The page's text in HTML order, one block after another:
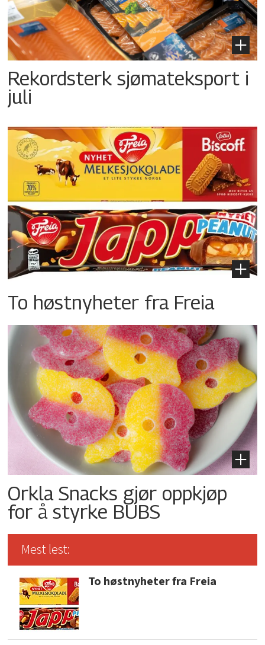
Rekordsterk sjømateksport i
juli
To høstnyheter fra Freia
Orkla Snacks gjør oppkjøp
for å styrke BUBS
Mest lest:
To høstnyheter fra Freia